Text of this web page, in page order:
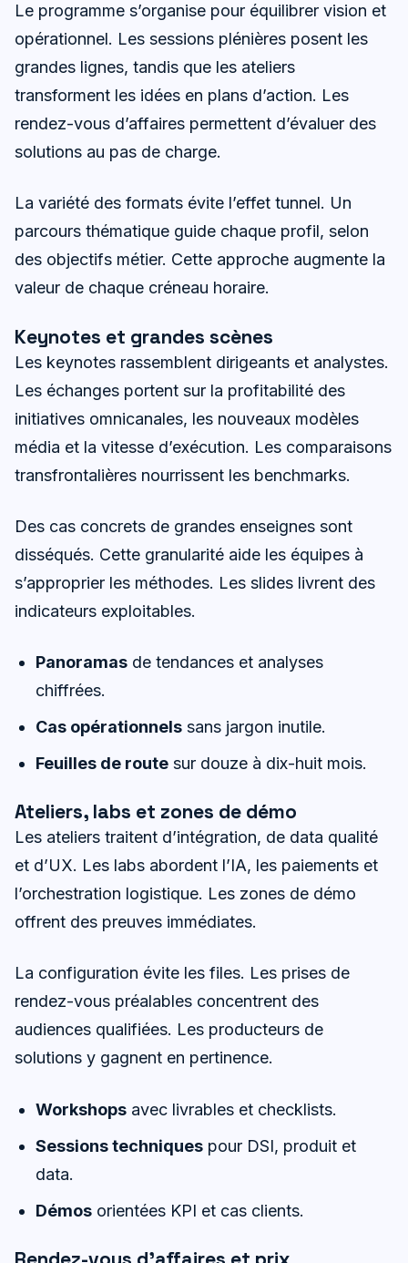
Le programme s’organise pour équilibrer vision et
opérationnel. Les sessions plénières posent les
grandes lignes, tandis que les ateliers
transforment les idées en plans d’action. Les
rendez-vous d’affaires permettent d’évaluer des
solutions au pas de charge.
La variété des formats évite l’effet tunnel. Un
parcours thématique guide chaque profil, selon
des objectifs métier. Cette approche augmente la
valeur de chaque créneau horaire.
Keynotes et grandes scènes
Les keynotes rassemblent dirigeants et analystes.
Les échanges portent sur la profitabilité des
initiatives omnicanales, les nouveaux modèles
média et la vitesse d’exécution. Les comparaisons
transfrontalières nourrissent les benchmarks.
Des cas concrets de grandes enseignes sont
disséqués. Cette granularité aide les équipes à
s’approprier les méthodes. Les slides livrent des
indicateurs exploitables.
Panoramas de tendances et analyses
chiffrées.
Cas opérationnels sans jargon inutile.
Feuilles de route sur douze à dix-huit mois.
Ateliers, labs et zones de démo
Les ateliers traitent d’intégration, de data qualité
et d’UX. Les labs abordent l’IA, les paiements et
l’orchestration logistique. Les zones de démo
offrent des preuves immédiates.
La configuration évite les files. Les prises de
rendez-vous préalables concentrent des
audiences qualifiées. Les producteurs de
solutions y gagnent en pertinence.
Workshops avec livrables et checklists.
Sessions techniques pour DSI, produit et
data.
Démos orientées KPI et cas clients.